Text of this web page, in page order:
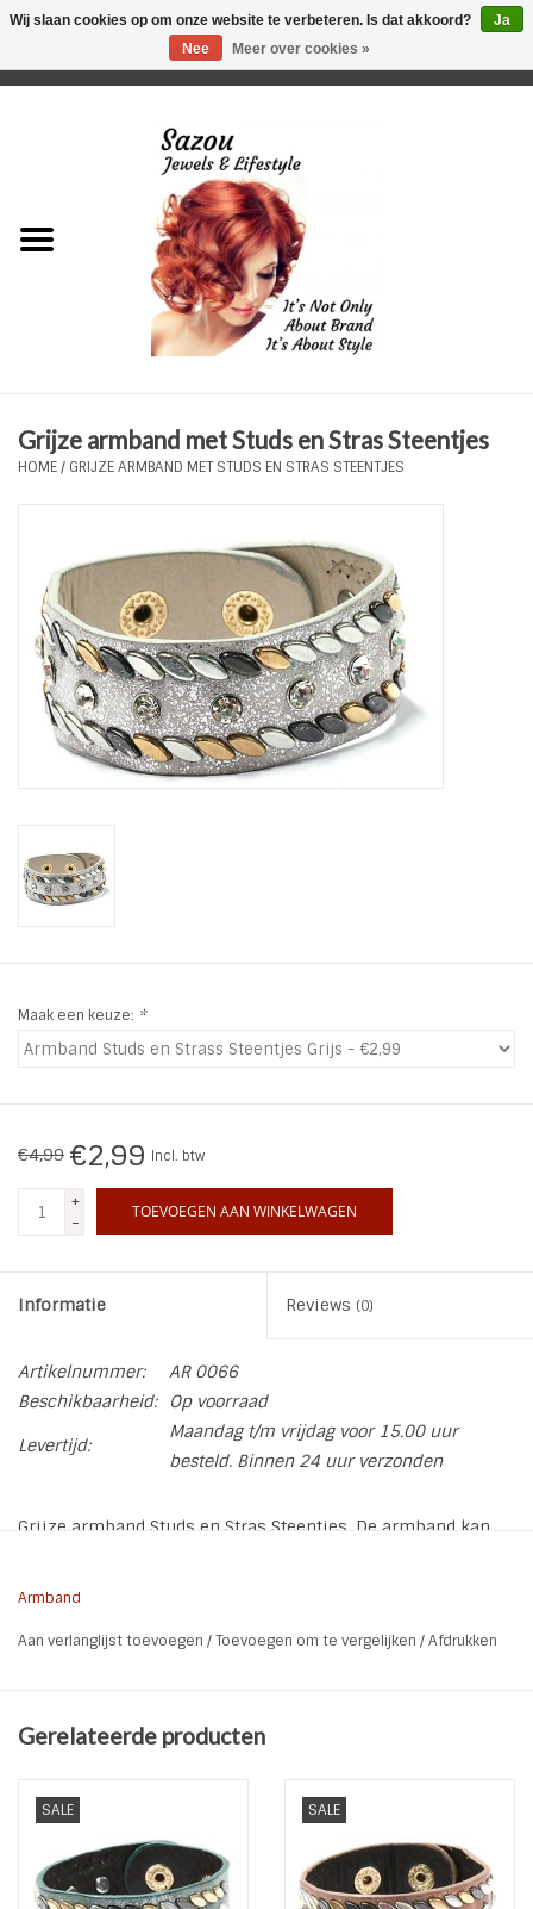
Just for Him
Plus Size Sieraden
Tassen en meer
Haaraccesoires
Zonnebrillen
ON THE BEACH
LIFESTYLE PRODUCTEN
Grijze armband met Studs en Stras Steentjes
HOME/ GRIJZE ARMBAND MET STUDS EN STRAS STEENTJES
Maak een keuze: *
€4,99 €2,99 Incl. btw
+
-
TOEVOEGEN AAN WINKELWAGEN
Informatie Reviews (0)
Artikelnummer:
AR 0066
Beschikbaarheid:
Op voorraad
Levertijd:
Maandag t/m vrijdag voor 15.00 uur
besteld. Binnen 24 uur verzonden
Grijze armband Studs en Stras Steentjes. De armband kan
Kleur:
Grijs l Zilver l Crystal
Materiaal: Genui leer l Metaal legering l Stras
Armband
Aan verlanglijst toevoegen /Toevoegen om te vergelijken /Afdrukken
Gerelateerde producten
SALE SALE
Wij slaan cookies op om onze website te verbeteren. Is dat akkoord?
Ja
Nee
Meer over cookies »